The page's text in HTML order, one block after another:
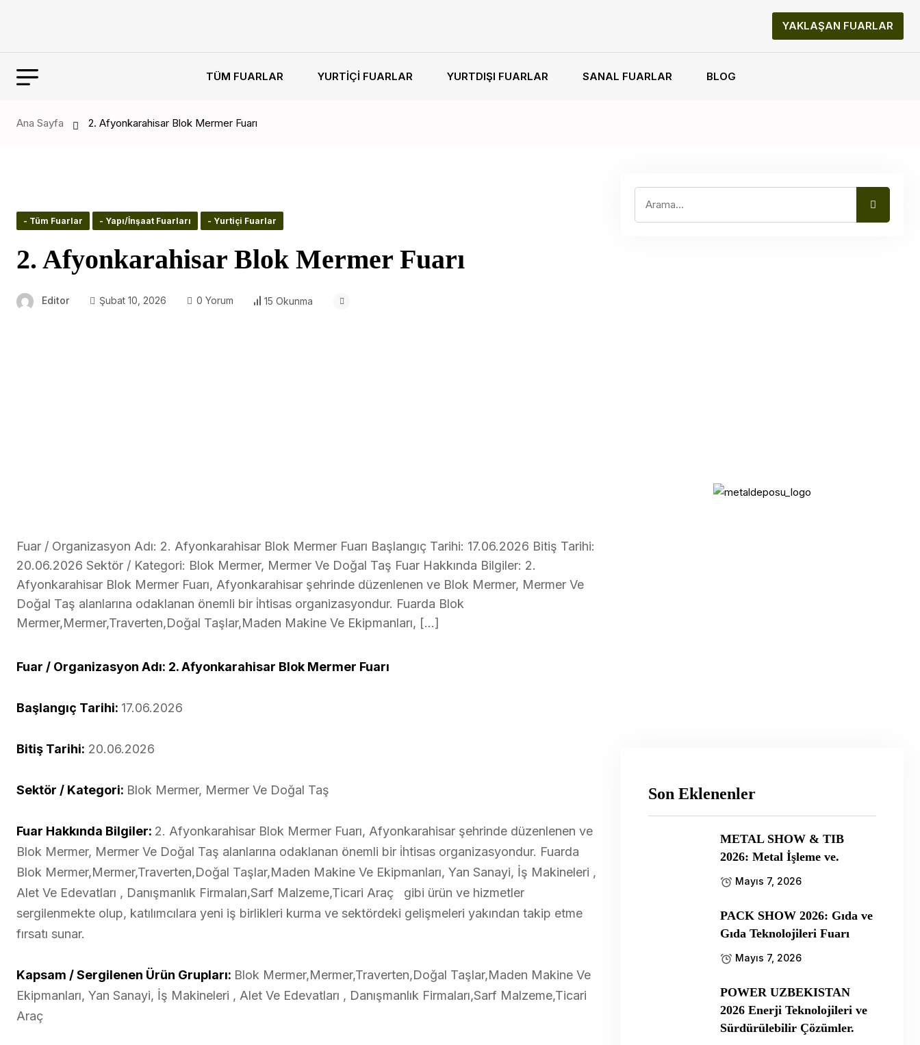
YAKLAŞAN FUARLAR
TÜM FUARLAR YURTIÇI FUARLAR YURTDIŞI FUARLAR SANAL FUARLAR BLOG
Ana Sayfa 2. Afyonkarahisar Blok Mermer Fuarı
- Tüm Fuarlar - Yapı/İnşaat Fuarları - Yurtiçi Fuarlar
2. Afyonkarahisar Blok Mermer Fuarı
Editor Şubat 10, 2026 0 Yorum 15 Okunma
Fuar / Organizasyon Adı: 2. Afyonkarahisar Blok Mermer Fuarı Başlangıç Tarihi: 17.06.2026 Bitiş Tarihi:
20.06.2026 Sektör / Kategori: Blok Mermer, Mermer Ve Doğal Taş Fuar Hakkında Bilgiler: 2.
Afyonkarahisar Blok Mermer Fuarı, Afyonkarahisar şehrinde düzenlenen ve Blok Mermer, Mermer Ve
Doğal Taş alanlarına odaklanan önemli bir i̇htisas organizasyondur. Fuarda Blok
Mermer,Mermer,Traverten,Doğal Taşlar,Maden Makine Ve Ekipmanları, […]
Fuar / Organizasyon Adı: 2. Afyonkarahisar Blok Mermer Fuarı
Başlangıç Tarihi: 17.06.2026
Bitiş Tarihi: 20.06.2026
Sektör / Kategori: Blok Mermer, Mermer Ve Doğal Taş
Fuar Hakkında Bilgiler: 2. Afyonkarahisar Blok Mermer Fuarı, Afyonkarahisar şehrinde düzenlenen ve
Blok Mermer, Mermer Ve Doğal Taş alanlarına odaklanan önemli bir i̇htisas organizasyondur. Fuarda
Blok Mermer,Mermer,Traverten,Doğal Taşlar,Maden Makine Ve Ekipmanları, Yan Sanayi, İş Makineleri ,
Alet Ve Edevatları , Danışmanlık Firmaları,Sarf Malzeme,Ticari Araç gibi ürün ve hizmetler
sergilenmekte olup, katılımcılara yeni iş birlikleri kurma ve sektördeki gelişmeleri yakından takip etme
fırsatı sunar.
Kapsam / Sergilenen Ürün Grupları: Blok Mermer,Mermer,Traverten,Doğal Taşlar,Maden Makine Ve
Ekipmanları, Yan Sanayi, İş Makineleri , Alet Ve Edevatları , Danışmanlık Firmaları,Sarf Malzeme,Ticari
Araç
Son Eklenenler
METAL SHOW & TIB
2026: Metal İşleme ve.
Mayıs 7, 2026
PACK SHOW 2026: Gıda ve
Gıda Teknolojileri Fuarı
Mayıs 7, 2026
POWER UZBEKISTAN
2026 Enerji Teknolojileri ve
Sürdürülebilir Çözümler.